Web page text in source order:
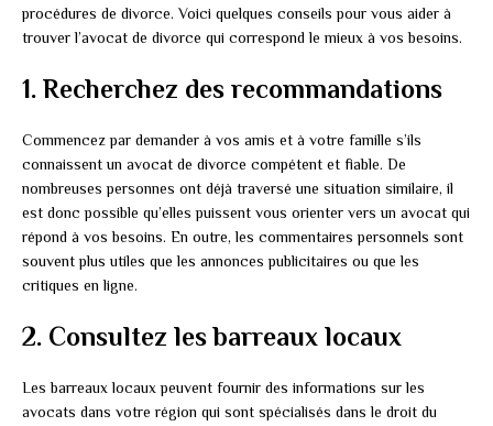
procédures de divorce. Voici quelques conseils pour vous aider à
trouver l’avocat de divorce qui correspond le mieux à vos besoins.
1. Recherchez des recommandations
Commencez par demander à vos amis et à votre famille s’ils
connaissent un avocat de divorce compétent et fiable. De
nombreuses personnes ont déjà traversé une situation similaire, il
est donc possible qu’elles puissent vous orienter vers un avocat qui
répond à vos besoins. En outre, les commentaires personnels sont
souvent plus utiles que les annonces publicitaires ou que les
critiques en ligne.
2. Consultez les barreaux locaux
Les barreaux locaux peuvent fournir des informations sur les
avocats dans votre région qui sont spécialisés dans le droit du